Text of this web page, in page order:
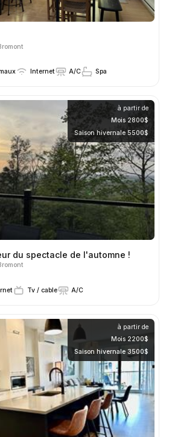
Internet A/C Spa
à partir de
Mois 2800$
Saison hivernale 5500$
du spectacle de l'automne !
Tv / cable A/C
à partir de
Mois 2200$
Saison hivernale 3500$